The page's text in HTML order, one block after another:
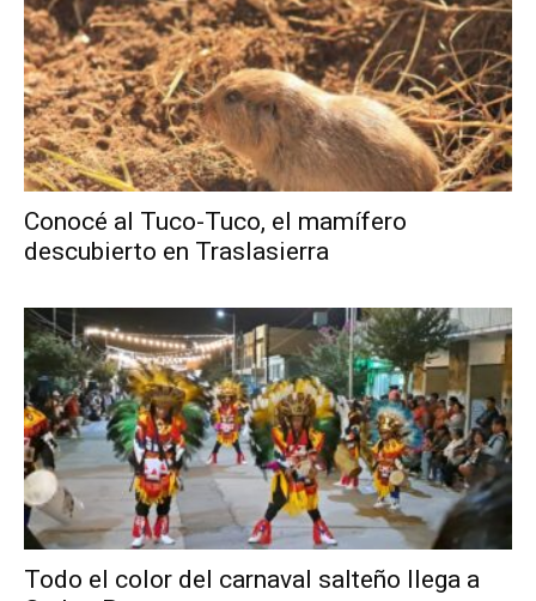
Conocé al Tuco-Tuco, el mamífero
descubierto en Traslasierra
Todo el color del carnaval salteño llega a